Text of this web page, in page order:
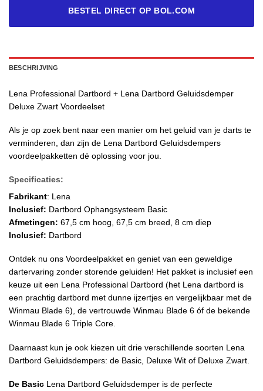
BESTEL DIRECT OP BOL.COM
BESCHRIJVING
Lena Professional Dartbord + Lena Dartbord Geluidsdemper
Deluxe Zwart Voordeelset
Als je op zoek bent naar een manier om het geluid van je darts te
verminderen, dan zijn de Lena Dartbord Geluidsdempers
voordeelpakketten dé oplossing voor jou.
Specificaties:
Fabrikant: Lena
Inclusief: Dartbord Ophangsysteem Basic
Afmetingen: 67,5 cm hoog, 67,5 cm breed, 8 cm diep
Inclusief: Dartbord
Ontdek nu ons Voordeelpakket en geniet van een geweldige
dartervaring zonder storende geluiden! Het pakket is inclusief een
keuze uit een Lena Professional Dartbord (het Lena dartbord is
een prachtig dartbord met dunne ijzertjes en vergelijkbaar met de
Winmau Blade 6), de vertrouwde Winmau Blade 6 óf de bekende
Winmau Blade 6 Triple Core.
Daarnaast kun je ook kiezen uit drie verschillende soorten Lena
Dartbord Geluidsdempers: de Basic, Deluxe Wit of Deluxe Zwart.
De Basic Lena Dartbord Geluidsdemper is de perfecte